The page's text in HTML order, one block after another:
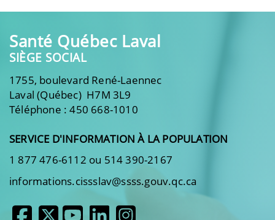
Santé Québec Laval
SIÈGE SOCIAL
1755, boulevard René-Laennec
Laval (Québec) H7M 3L9
Téléphone : 450 668-1010
SERVICE D'INFORMATION À LA POPULATION
1 877 476-6112 ou 514 390-2167
informations.cissslav@ssss.gouv.qc.ca